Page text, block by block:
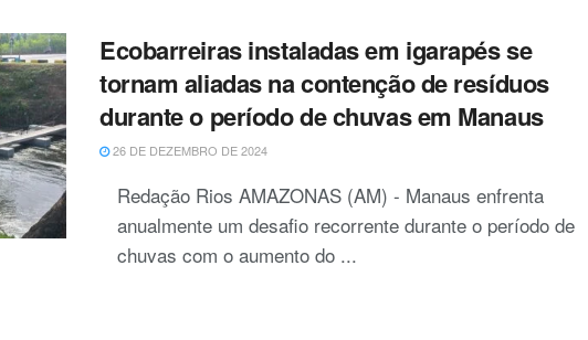
Ecobarreiras instaladas em igarapés se
tornam aliadas na contenção de resíduos
durante o período de chuvas em Manaus
26 DE DEZEMBRO DE 2024
Redação Rios AMAZONAS (AM) - Manaus enfrenta
anualmente um desafio recorrente durante o período de
chuvas com o aumento do ...